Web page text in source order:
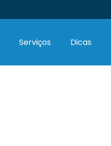
Serviços Dicas